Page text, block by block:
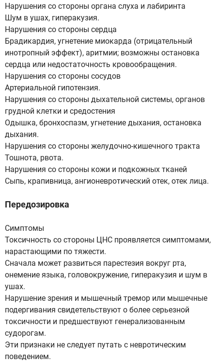
Нарушения со стороны органа слуха и лабиринта
Шум в ушах, гиперакузия.
Нарушения со стороны сердца
Брадикардия, угнетение миокарда (отрицательный
инотропный эффект), аритмии; возможны остановка
сердца или недостаточность кровообращения.
Нарушения со стороны сосудов
Артериальной гипотензия.
Нарушения со стороны дыхательной системы, органов
грудной клетки и средостения
Одышка, бронхоспазм, угнетение дыхания, остановка
дыхания.
Нарушения со стороны желудочно-кишечного тракта
Тошнота, рвота.
Нарушения со стороны кожи и подкожных тканей
Сыпь, крапивница, ангионевротический отек, отек лица.
Передозировка
Симптомы
Токсичность со стороны ЦНС проявляется симптомами,
нарастающими по тяжести.
Сначала может развиться парестезия вокруг рта,
онемение языка, головокружение, гиперакузия и шум в
ушах.
Нарушение зрения и мышечный тремор или мышечные
подергивания свидетельствуют о более серьезной
токсичности и предшествуют генерализованным
судорогам.
Эти признаки не следует путать с невротическим
поведением.